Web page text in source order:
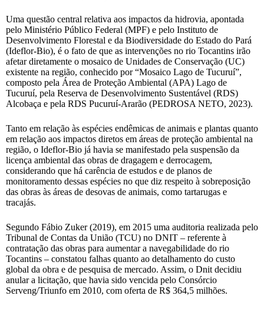
Uma questão central relativa aos impactos da hidrovia, apontada
pelo Ministério Público Federal (MPF) e pelo Instituto de
Desenvolvimento Florestal e da Biodiversidade do Estado do Pará
(Ideflor-Bio), é o fato de que as intervenções no rio Tocantins irão
afetar diretamente o mosaico de Unidades de Conservação (UC)
existente na região, conhecido por “Mosaico Lago de Tucuruí”,
composto pela Área de Proteção Ambiental (APA) Lago de
Tucuruí, pela Reserva de Desenvolvimento Sustentável (RDS)
Alcobaça e pela RDS Pucuruí-Ararão (PEDROSA NETO, 2023).
Tanto em relação às espécies endêmicas de animais e plantas quanto
em relação aos impactos diretos em áreas de proteção ambiental na
região, o Ideflor-Bio já havia se manifestado pela suspensão da
licença ambiental das obras de dragagem e derrocagem,
considerando que há carência de estudos e de planos de
monitoramento dessas espécies no que diz respeito à sobreposição
das obras às áreas de desovas de animais, como tartarugas e
tracajás.
Segundo Fábio Zuker (2019), em 2015 uma auditoria realizada pelo
Tribunal de Contas da União (TCU) no DNIT – referente à
contratação das obras para aumentar a navegabilidade do rio
Tocantins – constatou falhas quanto ao detalhamento do custo
global da obra e de pesquisa de mercado. Assim, o Dnit decidiu
anular a licitação, que havia sido vencida pelo Consórcio
Serveng/Triunfo em 2010, com oferta de R$ 364,5 milhões.